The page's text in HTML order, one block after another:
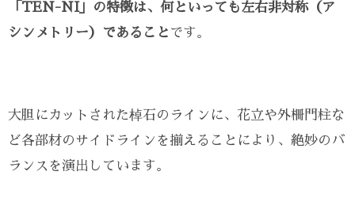
「TEN-NI」の特徴は、何といっても左右非対称（ア
シンメトリー）であること です。
大胆にカットされた棹石のラインに、花立や外柵門柱な
ど各部材のサイドラインを揃えることにより、絶妙のバ
ランスを演出しています。